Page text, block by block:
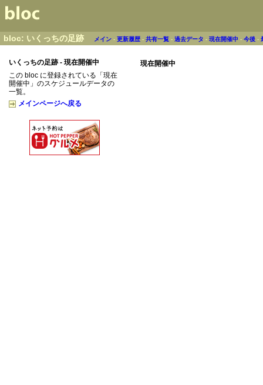
bloc: いくっちの足跡 メイン -更新履歴 -共有一覧 -過去データ -現在開催中 -今後 -
いくっちの足跡 - 現在開催中
この bloc に登録されている「現在
開催中」のスケジュールデータの
一覧。
メインページへ戻る
現在開催中